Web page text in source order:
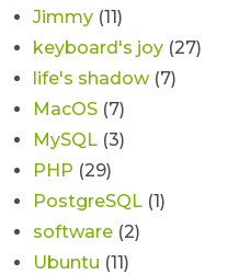
Jimmy (11)
keyboard's joy (27)
life's shadow(7)
MacOS (7)
MySQL (3)
PHP (29)
PostgreSQL (1)
software (2)
Ubuntu (11)